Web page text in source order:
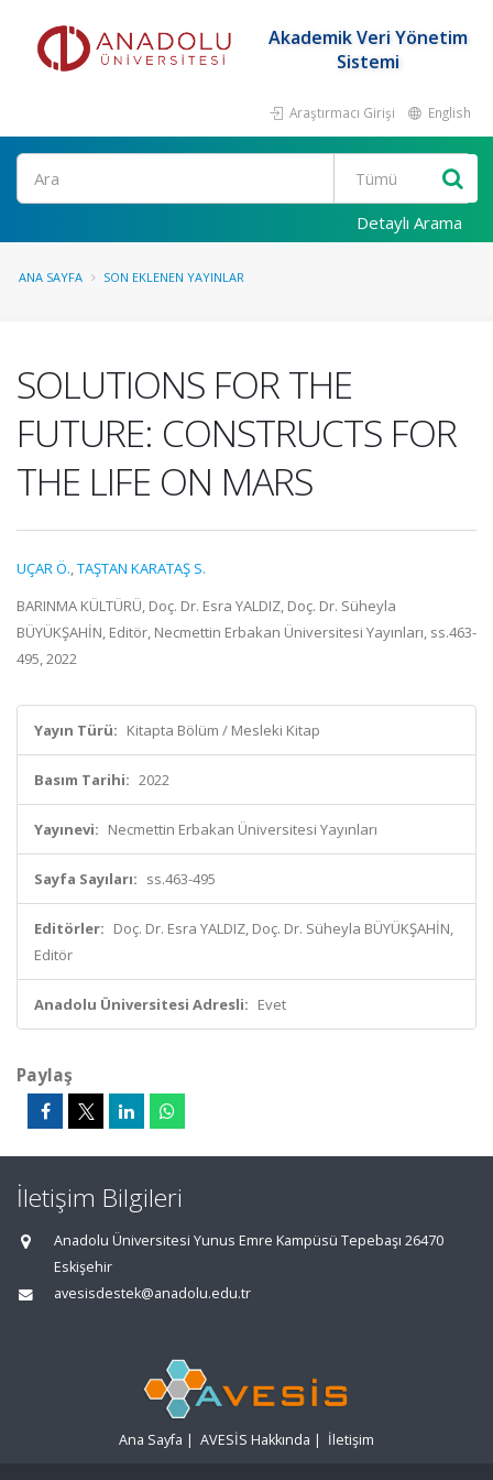
Akademik Veri Yönetim
Sistemi
Araştırmacı Girişi English
Ara
Detaylı Arama
ANA SAYFA SON EKLENEN YAYINLAR
SOLUTIONS FOR THE
FUTURE: CONSTRUCTS FOR
THE LIFE ON MARS
UÇAR Ö.,TAŞTAN KARATAŞ S.
BARINMA KÜLTÜRÜ, Doç. Dr. Esra YALDIZ, Doç. Dr. Süheyla
BÜYÜKŞAHİN, Editör, Necmettin Erbakan Üniversitesi Yayınları, ss.463-
495, 2022
Yayın Türü: Kitapta Bölüm / Mesleki Kitap
Basım Tarihi: 2022
Yayınevi: Necmettin Erbakan Üniversitesi Yayınları
Sayfa Sayıları: ss.463-495
Editörler: Doç. Dr. Esra YALDIZ, Doç. Dr. Süheyla BÜYÜKŞAHİN,
Editör
Anadolu Üniversitesi Adresli: Evet
Paylaş
İletişim Bilgileri
Anadolu Üniversitesi Yunus Emre Kampüsü Tepebaşı 26470
Eskişehir
avesisdestek@anadolu.edu.tr
Ana Sayfa | AVESİS Hakkında | İletişim